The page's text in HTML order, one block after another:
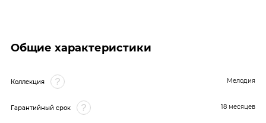
Общие характеристики
Коллекция Мелодия
Гарантийный срок 18 месяцев